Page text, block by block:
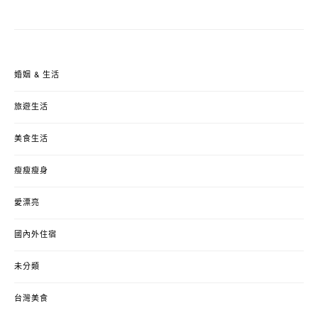
婚姻 & 生活
旅遊生活
美食生活
瘦瘦瘦身
愛漂亮
國內外住宿
未分類
台灣美食